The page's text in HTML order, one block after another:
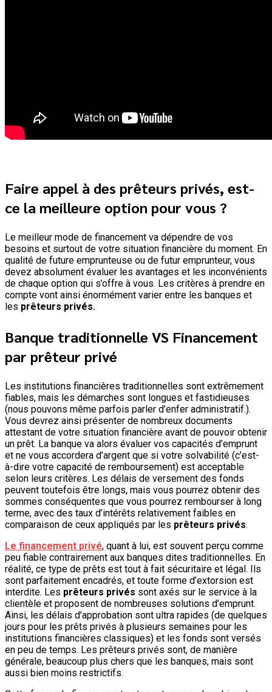
Faire appel à des prêteurs privés, est-
ce la meilleure option pour vous ?
Le meilleur mode de financement va dépendre de vos
besoins et surtout de votre situation financière du moment. En
qualité de future emprunteuse ou de futur emprunteur, vous
devez absolument évaluer les avantages et les inconvénients
de chaque option qui s’offre à vous. Les critères à prendre en
compte vont ainsi énormément varier entre les banques et
les prêteurs privés.
Banque traditionnelle VS Financement
par prêteur privé
Les institutions financières traditionnelles sont extrêmement
fiables, mais les démarches sont longues et fastidieuses
(nous pouvons même parfois parler d’enfer administratif.).
Vous devrez ainsi présenter de nombreux documents
attestant de votre situation financière avant de pouvoir obtenir
un prêt. La banque va alors évaluer vos capacités d’emprunt
et ne vous accordera d’argent que si votre solvabilité (c’est-
à-dire votre capacité de remboursement) est acceptable
selon leurs critères. Les délais de versement des fonds
peuvent toutefois être longs, mais vous pourrez obtenir des
sommes conséquentes que vous pourrez rembourser à long
terme, avec des taux d’intérêts relativement faibles en
comparaison de ceux appliqués par les prêteurs privés.
Le financement privé, quant à lui, est souvent perçu comme
peu fiable contrairement aux banques dites traditionnelles. En
réalité, ce type de prêts est tout à fait sécuritaire et légal. Ils
sont parfaitement encadrés, et toute forme d’extorsion est
interdite. Les prêteurs privés sont axés sur le service à la
clientèle et proposent de nombreuses solutions d’emprunt.
Ainsi, les délais d’approbation sont ultra rapides (de quelques
jours pour les prêts privés à plusieurs semaines pour les
institutions financières classiques) et les fonds sont versés
en peu de temps. Les prêteurs privés sont, de manière
générale, beaucoup plus chers que les banques, mais sont
aussi bien moins restrictifs.